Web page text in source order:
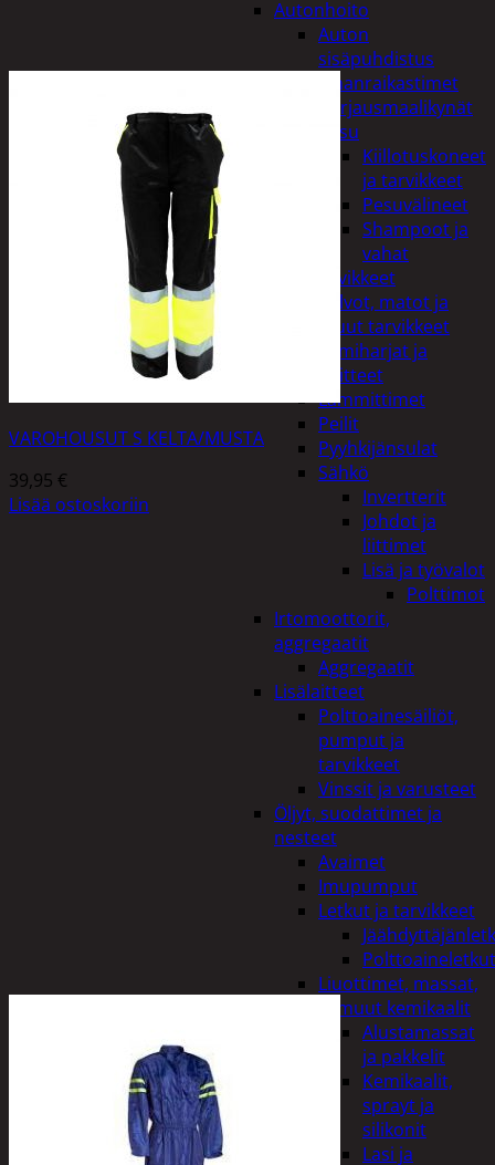
Autonhoito
Auton
sisäpuhdistus
Ilmanraikastimet
Korjausmaalikynät
Pesu
Kiillotuskoneet
ja tarvikkeet
Pesuvälineet
Shampoot ja
vahat
Autotarvikkeet
Kalvot, matot ja
muut tarvikkeet
Lumiharjat ja
peitteet
Lämmittimet
Peilit
Pyyhkijänsulat
Sähkö
Invertterit
Johdot ja
liittimet
Lisä ja työvalot
Polttimot
Irtomoottorit,
aggregaatit
Aggregaatit
Lisälaitteet
Polttoainesäiliöt,
pumput ja
tarvikkeet
Vinssit ja varusteet
Öljyt, suodattimet ja
nesteet
Avaimet
Imupumput
Letkut ja tarvikkeet
Polttoaineletkut
Liuottimet, massat,
ja muut kemikaalit
Alustamassat
ja pakkelit
Kemikaalit,
sprayt ja
silikonit
Lasi ja
VAROHOUSUT S KELTA/MUSTA
39,95 €
Lisää ostoskoriin